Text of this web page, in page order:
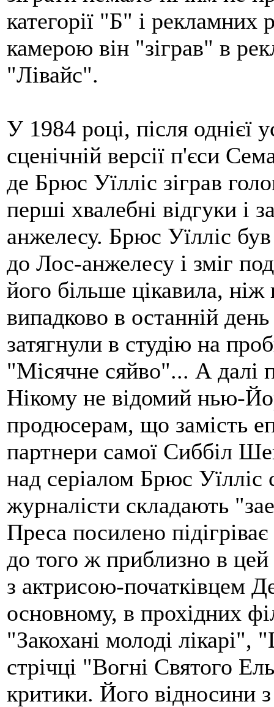
категорії "Б" і
камерою він "зіграв" в
"Лівайс".
У 1984 році, після однієї
сценічній версії п'єси
де Брюс Уїлліс зіграв
перші хвалебні відгуки і
анжелесу. Брюс Уїлліс
до Лос-анжелесу і зміг
його більше цікавила,
випадково в останній
затягнули в студію на
"Місячне сяйво"... А далі
Нікому не відомий нью-
продюсерам, що замість
партнери самої Сиббіл
над серіалом Брюс
журналісти складають
Преса посилено
до того ж приблизно в
з актрисою-початківцем
основному, в прохідних
"Закохані молоді
стрічці "Вогні Святого
критики. Його відносини